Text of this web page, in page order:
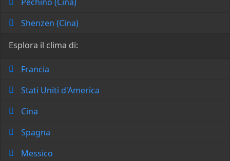
Shenzen (Cina)
Esplora il clima di:
Francia
Stati Uniti d'America
Cina
Spagna
Messico